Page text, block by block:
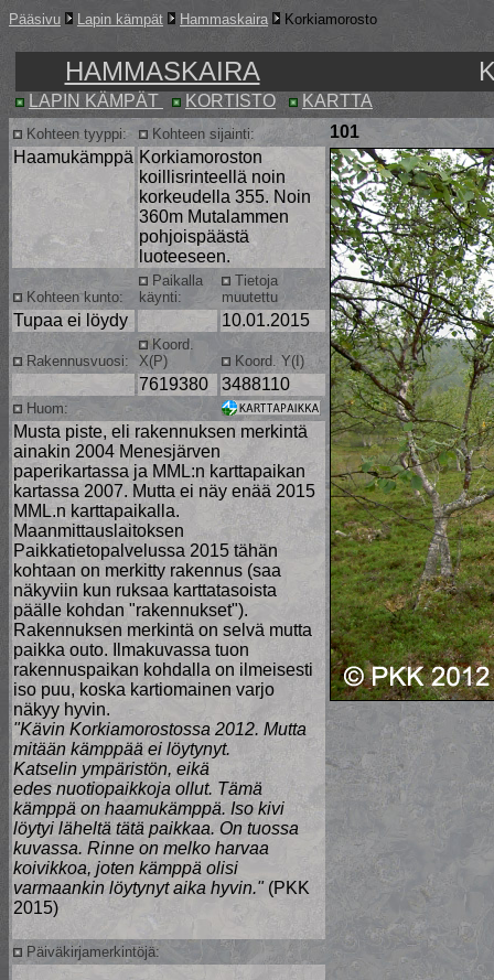
Pääsivu Lapin kämpät Hammaskaira Korkiamorosto
HAMMASKAIRA
LAPIN KÄMPÄT KORTISTO KARTTA
Kohteen tyyppi: Kohteen sijainti:
101
Haamukämppä Korkiamoroston
koillisrinteellä noin
korkeudella 355. Noin
360m Mutalammen
pohjoispäästä
luoteeseen.
Kohteen kunto:
Paikalla
käynti:
Tietoja
muutettu
Tupaa ei löydy 10.01.2015
Rakennusvuosi:
Koord.
X(P)
Koord. Y(I)
7619380 3488110
Huom:
Musta piste, eli rakennuksen merkintä
ainakin 2004 Menesjärven
paperikartassa ja MML:n karttapaikan
kartassa 2007. Mutta ei näy enää 2015
MML.n karttapaikalla.
Maanmittauslaitoksen
Paikkatietopalvelussa 2015 tähän
kohtaan on merkitty rakennus (saa
näkyviin kun ruksaa karttatasoista
päälle kohdan "rakennukset").
Rakennuksen merkintä on selvä mutta
paikka outo. Ilmakuvassa tuon
rakennuspaikan kohdalla on ilmeisesti
iso puu, koska kartiomainen varjo
näkyy hyvin.
"Kävin Korkiamorostossa 2012. Mutta
mitään kämppää ei löytynyt.
Katselin ympäristön, eikä
edes nuotiopaikkoja ollut. Tämä
kämppä on haamukämppä. Iso kivi
löytyi läheltä tätä paikkaa. On tuossa
kuvassa. Rinne on melko harvaa
koivikkoa, joten kämppä olisi
varmaankin löytynyt aika hyvin."(PKK
2015)
Päiväkirjamerkintöjä: